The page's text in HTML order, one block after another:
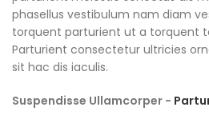
phasellus vestibulum nam diam
torquent parturient ut a torquent
Parturient consectetur ultricies
sit hac dis iaculis.
Suspendisse Ullamcorper -